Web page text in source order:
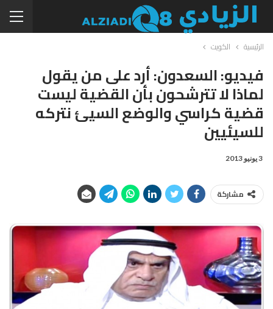
الرئيسية الكويت
فيديو: السعدون: أرد على من يقول
لماذا لا تترشحون بأن القضية ليست
قضية كراسي والوضع السيئ نتركه
للسيئيين
3 يونيو 2013
مشاركة